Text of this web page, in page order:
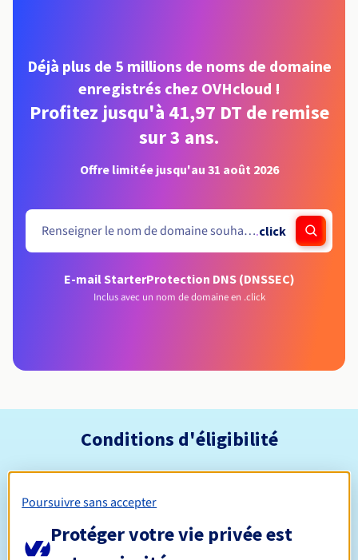
Déjà plus de 5 millions de noms de domaine
enregistrés chez OVHcloud !
Profitez jusqu'à 41,97 DT de remise
sur 3 ans.
Offre limitée jusqu'au 31 août 2026
.click
E-mail StarterProtection DNS (DNSSEC)
Inclus avec un nom de domaine en .click
Conditions d'éligibilité
Ouvert à toutes les personnes physiques ou morales, sans
restriction géographique.
Poursuivre sans accepter
Protéger votre vie privée est